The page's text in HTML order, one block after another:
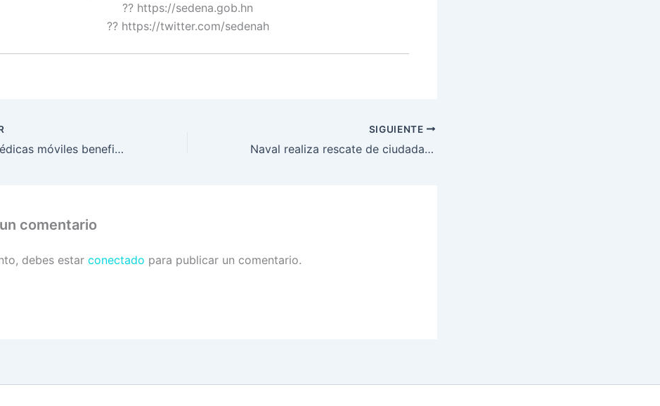
?? https://sedena.gob.hn
?? https://twitter.com/sedenah
Brigadas médicas móviles benefician a hondureños en ocho departamentos
SIGUIENTE
Naval realiza rescate de ciudadanos españoles
comentario
debes estar conectado para publicar un comentario.